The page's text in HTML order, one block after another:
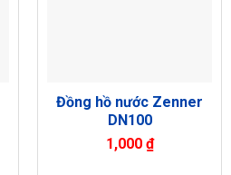
Đồng hồ nước Zenner
DN100
1,000 ₫